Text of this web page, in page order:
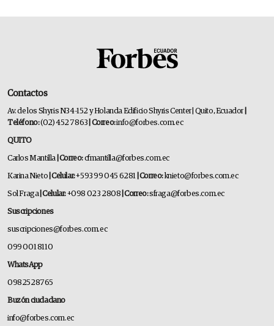
Contactos
Av. de los Shyris N34-152 y Holanda Edificio Shyris Center | Quito, Ecuador
Teléfono:(02) 452 7863 | Correo:info@forbes.com.ec
QUITO
Carlos Mantilla | Correo:cfmantilla@forbes.com.ec
Karina Nieto | Celular:+593 99 045 6281 | Correo:knieto@forbes.com.ec
Sol Fraga| Celular:+098 023 2808 | Correo:sfraga@forbes.com.ec
Suscripciones
suscripciones@forbes.com.ec
099 001 8110
WhatsApp
0982528765
Buzón ciudadano
info@forbes.com.ec